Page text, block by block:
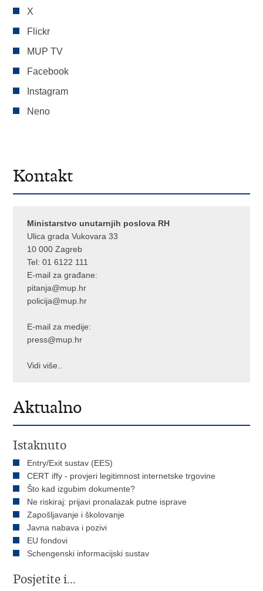
X
Flickr
MUP TV
Facebook
Instagram
Neno
Kontakt
Ministarstvo unutarnjih poslova RH
Ulica grada Vukovara 33
10 000 Zagreb
Tel:01 6122 111
E-mail za građane:
pitanja@mup.hr
policija@mup.hr
E-mail za medije:
press@mup.hr
Vidi više..
Aktualno
Istaknuto
Entry/Exit sustav (EES)
CERT iffy - provjeri legitimnost internetske trgovine
Što kad izgubim dokumente?
Ne riskiraj: prijavi pronalazak putne isprave
Zapošljavanje i školovanje
Javna nabava i pozivi
EU fondovi
Schengenski informacijski sustav
Posjetite i...